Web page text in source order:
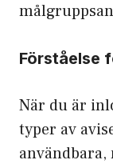
Förståelse
När du är
typer av
användbara,